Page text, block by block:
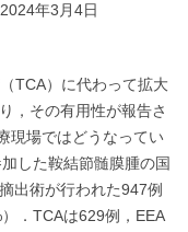
2024年3月4日
TCA）に代わって拡大
，その有用性が報告さ
現場ではどうなってい
した鞍結節髄膜腫の国
出術が行われた947例
．TCAは629例，EEA